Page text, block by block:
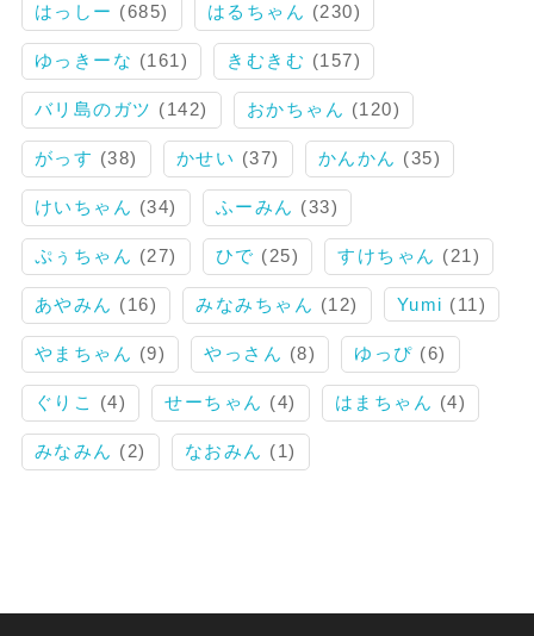
はっしー (685) はるちゃん (230)
ゆっきーな (161) きむきむ (157)
バリ島のガツ (142) おかちゃん (120)
がっす (38) かせい (37) かんかん (35)
けいちゃん (34) ふーみん (33)
ぷぅちゃん (27) ひで (25) すけちゃん (21)
あやみん (16) みなみちゃん (12) Yumi (11)
やまちゃん (9) やっさん (8) ゆっぴ (6)
ぐりこ (4) せーちゃん (4) はまちゃん (4)
みなみん (2) なおみん (1)